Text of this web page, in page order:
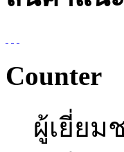
Counter
ผู้เยี่ยม